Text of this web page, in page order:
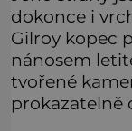
dokonce i
Gilroy kopec
nánosem
tvořené
prokazatelně